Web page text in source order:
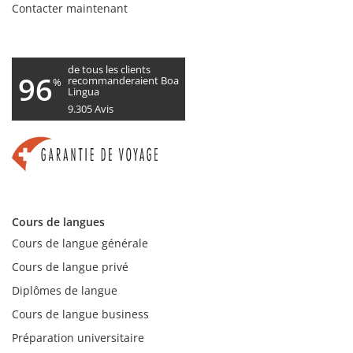
Contacter maintenant
96%
de tous les clients
recommanderaient Boa
Lingua
9.305Avis
Cours de langues
Cours de langue générale
Cours de langue privé
Diplômes de langue
Cours de langue business
Préparation universitaire